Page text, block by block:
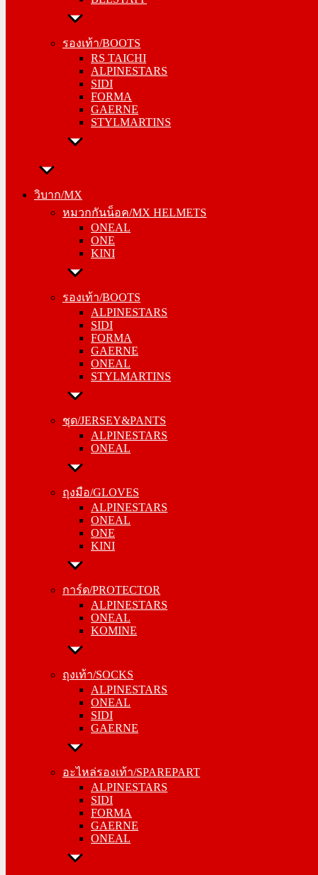
รองเท้า/BOOTS
RS TAICHI
ALPINESTARS
SIDI
FORMA
GAERNE
STYLMARTINS
วิบาก/MX
หมวกกันน็อค/MX HELMETS
ONEAL
ONE
KINI
รองเท้า/BOOTS
ALPINESTARS
SIDI
FORMA
GAERNE
ONEAL
STYLMARTINS
ชุด/JERSEY&PANTS
ALPINESTARS
ONEAL
ถุงมือ/GLOVES
ALPINESTARS
ONEAL
ONE
KINI
การ์ด/PROTECTOR
ALPINESTARS
ONEAL
KOMINE
ถุงเท้า/SOCKS
ALPINESTARS
ONEAL
SIDI
GAERNE
อะไหล่รองเท้า/SPAREPART
ALPINESTARS
SIDI
FORMA
GAERNE
ONEAL
รองเท้า/BOOTS
ALPINESTARS
SIDI
FORMA
GAERNE
STYLMARTINS
วิบาก/MX
ONE
KINI
รองเท้า/BOOTS
SIDI
FORMA
GAERNE
ONEAL
STYLMARTINS
ชุด/JERSEY&PANTS
ONEAL
ถุงมือ/GLOVES
ONEAL
ONE
KINI
การ์ด/PROTECTOR
ONEAL
KOMINE
ถุงเท้า/SOCKS
ONEAL
SIDI
GAERNE
อะไหล่รองเท้า/SPAREPART
SIDI
FORMA
GAERNE
ONEAL
แว่น/GOGGLE